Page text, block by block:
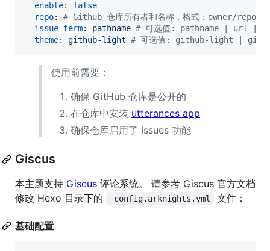
enable: false
repo: # Github 仓库所有者和名称，格式：owner/repo
issue_term: pathname # 可选值: pathname | url
theme: github-light # 可选值: github-light |
使用前需要：
确保 GitHub 仓库是公开的
在仓库中安装 utterances app
确保仓库启用了 Issues 功能
Giscus
本主题支持 Giscus 评论系统。 请参考 Giscus 官方文档
修改 Hexo 目录下的
_config.arknights.yml 文件：
基础配置